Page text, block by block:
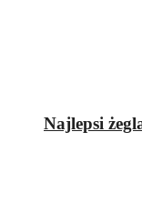
Najlepsi